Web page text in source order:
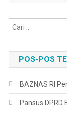
POS-POS
BAZNAS RI
Pansus